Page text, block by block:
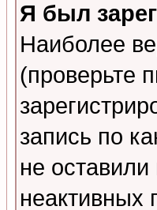
Я был
Наиболее
(проверьте
запись по
не
неактивных